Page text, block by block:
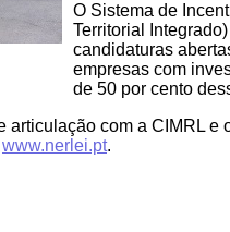
O Sistema de
Territorial
candidaturas
empresas com
de 50 por cento
com a CIMRL e
www.nerlei.pt.